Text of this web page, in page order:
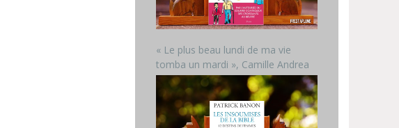
« Le plus beau lundi de ma vie
tomba un mardi », Camille Andrea